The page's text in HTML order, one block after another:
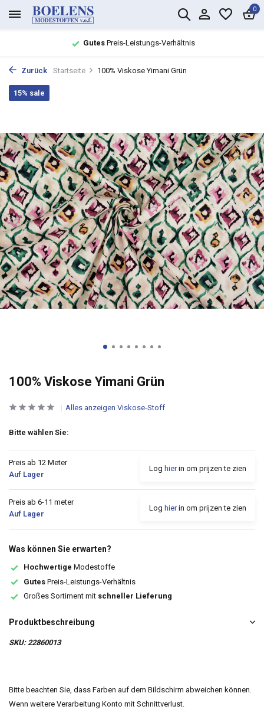
0
GutesPreis-Leistungs-Verhältnis
Zurück Startseite 100% Viskose Yimani Grün
100% Viskose Yimani Grün
15% sale
Alles anzeigen Viskose-Stoff
Bitte wählen Sie:
Preis ab 12 Meter
Auf Lager
Log hierin om prijzen te zien
Preis ab 6-11 meter
Auf Lager
Log hierin om prijzen te zien
Was können Sie erwarten?
Hochwertige Modestoffe
Gutes Preis-Leistungs-Verhältnis
Großes Sortiment mit schneller Lieferung
Produktbeschreibung
SKU: 22860013
Bitte beachten Sie, dass Farben auf dem Bildschirm abweichen können.
Wenn weitere Verarbeitung Konto mit Schnittverlust.